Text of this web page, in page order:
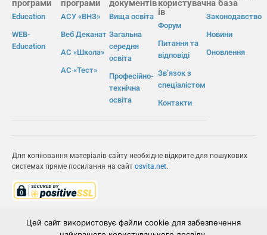
програми
Education
WEB-
Education
програми
АСУ «ВНЗ»
Веб Деканат
АС «Школа»
АС «Тест»
документів
Вища освіта
Загальна
середня
освіта
Професійно-
технічна
освіта
користувач
ів
Форум
Питання та
відповіді
Зв’язок з
спеціалістом
Контакти
на база
Законодавство
Новини
Оновлення
Для копіювання матеріалів сайту необхідне відкрите для пошукових
системах пряме посилання на сайт osvita.net.
Цей сайт використовує файли cookie для забезпечення